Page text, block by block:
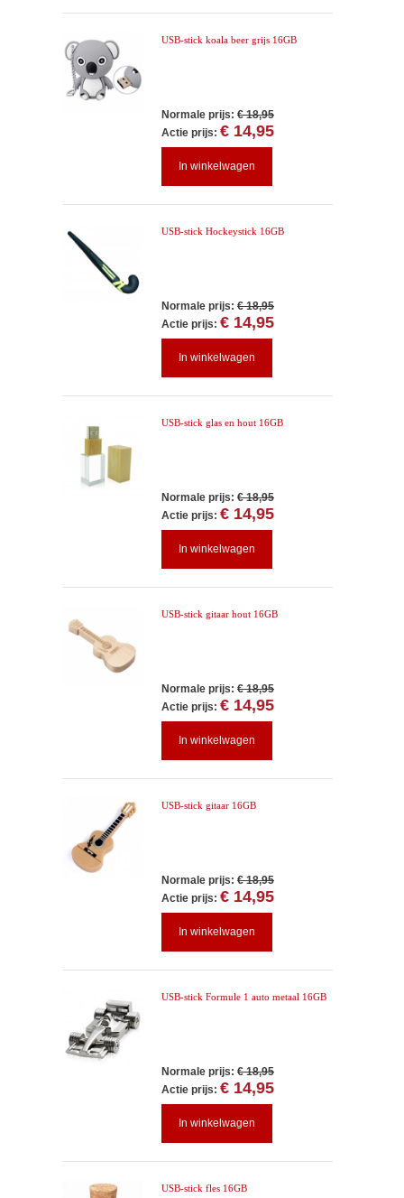
USB-stick koala beer grijs 16GB
Normale prijs: € 18,95
Actie prijs: € 14,95
In winkelwagen
USB-stick Hockeystick 16GB
Normale prijs: € 18,95
Actie prijs: € 14,95
In winkelwagen
USB-stick glas en hout 16GB
Normale prijs: € 18,95
Actie prijs: € 14,95
In winkelwagen
USB-stick gitaar hout 16GB
Normale prijs: € 18,95
Actie prijs: € 14,95
In winkelwagen
USB-stick gitaar 16GB
Normale prijs: € 18,95
Actie prijs: € 14,95
In winkelwagen
USB-stick Formule 1 auto metaal 16GB
Normale prijs: € 18,95
Actie prijs: € 14,95
In winkelwagen
USB-stick fles 16GB